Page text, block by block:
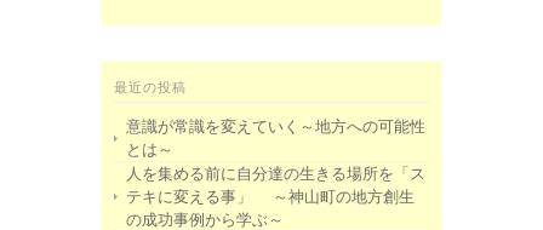
最近の投稿
意識が常識を変えていく～地方への可能性
とは～
人を集める前に自分達の生きる場所を「ス
テキに変える事」 ～神山町の地方創生
の成功事例から学ぶ～